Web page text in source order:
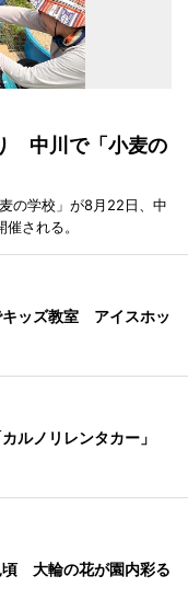
中川で「小麦の
の学校」が8月22日、中
される。
キッズ教室 アイスホッ
ルノリレンタカー」
頃 大輪の花が園内彩る